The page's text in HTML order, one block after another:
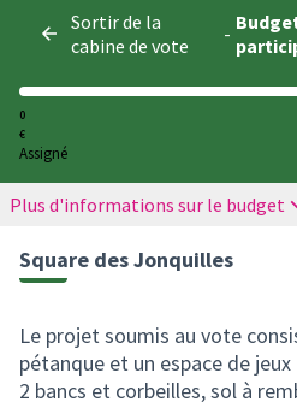
Sortir de la
cabine de vote
-
0
€
Assigné
Plus d'informations sur le budget
Square des Jonquilles
Le projet soumis au vote
pétanque et un espace de
2 bancs et corbeilles, sol à
Panneau de gestion des cookies